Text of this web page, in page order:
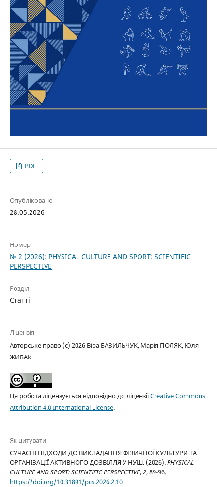
PDF
Опубліковано
28.05.2026
Номер
№ 2 (2026): PHYSICAL CULTURE AND SPORT: SCIENTIFIC
PERSPECTIVE
Розділ
Статті
Ліцензія
Авторське право (c) 2026 Віра БАЗИЛЬЧУК, Марія ПОЛЯК, Юля
ЖИБАК
Ця робота ліцензується відповідно до ліцензіїCreative Commons
Attribution 4.0 International License.
Як цитувати
СУЧАСНІ ПІДХОДИ ДО ВИКЛАДАННЯ ФІЗИЧНОЇ КУЛЬТУРИ ТА
ОРГАНІЗАЦІЇ АКТИВНОГО ДОЗВІЛЛЯ У НУШ. (2026).PHYSICAL
CULTURE AND SPORT: SCIENTIFIC PERSPECTIVE,2, 89-96.
https://doi.org/10.31891/pcs.2026.2.10